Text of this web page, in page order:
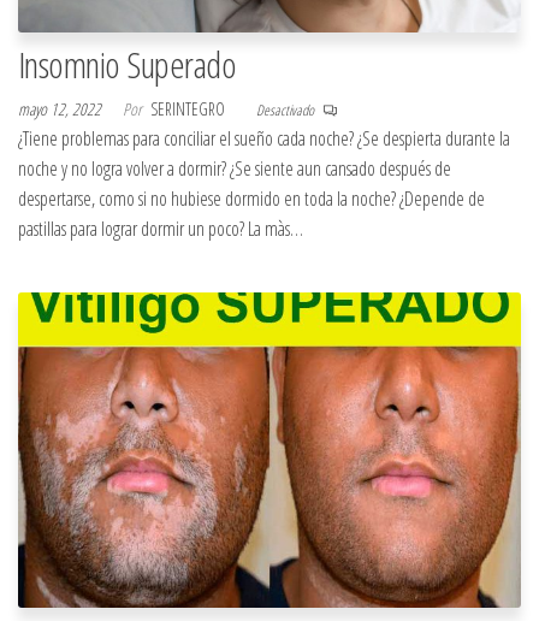
Insomnio Superado
mayo 12, 2022 Por SERINTEGRO Desactivado
¿Tiene problemas para conciliar el sueño cada noche? ¿Se despierta durante la
noche y no logra volver a dormir? ¿Se siente aun cansado después de
despertarse, como si no hubiese dormido en toda la noche? ¿Depende de
pastillas para lograr dormir un poco? La màs…